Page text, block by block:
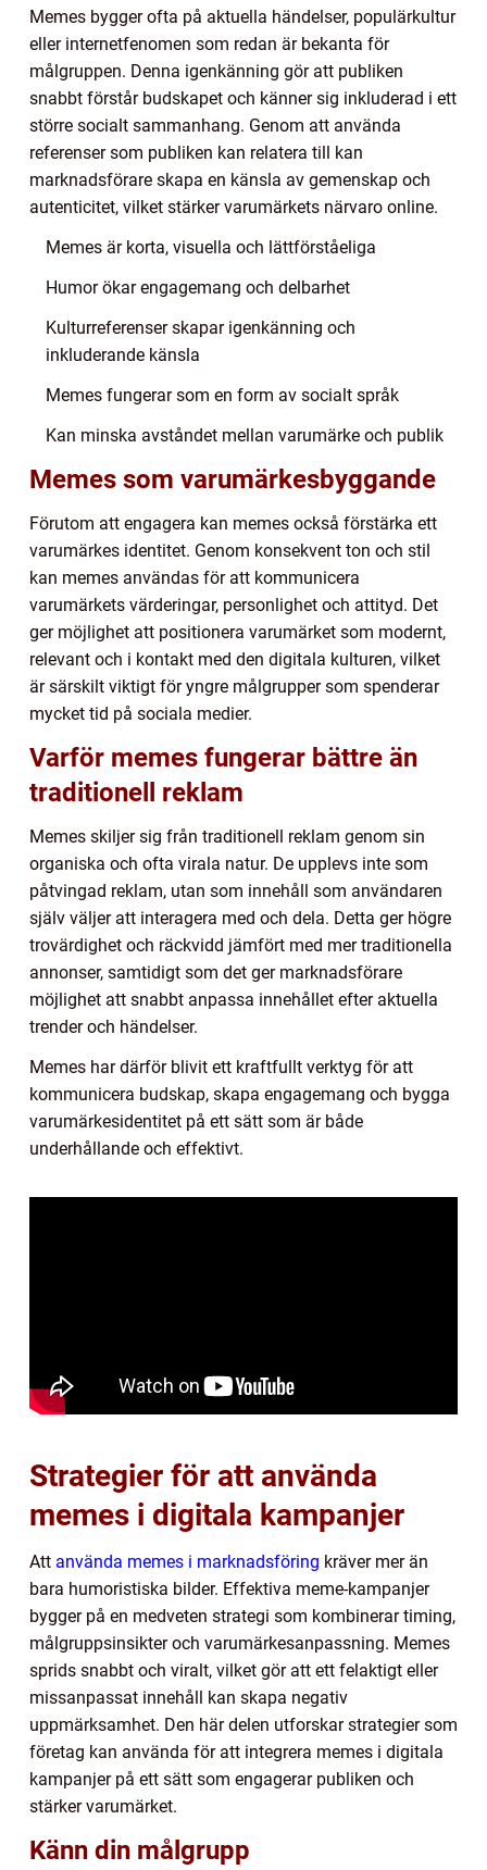
Memes bygger ofta på aktuella händelser, populärkultur
eller internetfenomen som redan är bekanta för
målgruppen. Denna igenkänning gör att publiken
snabbt förstår budskapet och känner sig inkluderad i ett
större socialt sammanhang. Genom att använda
referenser som publiken kan relatera till kan
marknadsförare skapa en känsla av gemenskap och
autenticitet, vilket stärker varumärkets närvaro online.
Memes är korta, visuella och lättförståeliga
Humor ökar engagemang och delbarhet
Kulturreferenser skapar igenkänning och
inkluderande känsla
Memes fungerar som en form av socialt språk
Kan minska avståndet mellan varumärke och publik
Memes som varumärkesbyggande
Förutom att engagera kan memes också förstärka ett
varumärkes identitet. Genom konsekvent ton och stil
kan memes användas för att kommunicera
varumärkets värderingar, personlighet och attityd. Det
ger möjlighet att positionera varumärket som modernt,
relevant och i kontakt med den digitala kulturen, vilket
är särskilt viktigt för yngre målgrupper som spenderar
mycket tid på sociala medier.
Varför memes fungerar bättre än
traditionell reklam
Memes skiljer sig från traditionell reklam genom sin
organiska och ofta virala natur. De upplevs inte som
påtvingad reklam, utan som innehåll som användaren
själv väljer att interagera med och dela. Detta ger högre
trovärdighet och räckvidd jämfört med mer traditionella
annonser, samtidigt som det ger marknadsförare
möjlighet att snabbt anpassa innehållet efter aktuella
trender och händelser.
Memes har därför blivit ett kraftfullt verktyg för att
kommunicera budskap, skapa engagemang och bygga
varumärkesidentitet på ett sätt som är både
underhållande och effektivt.
Strategier för att använda
memes i digitala kampanjer
Att använda memes i marknadsföring kräver mer än
bara humoristiska bilder. Effektiva meme-kampanjer
bygger på en medveten strategi som kombinerar timing,
målgruppsinsikter och varumärkesanpassning. Memes
sprids snabbt och viralt, vilket gör att ett felaktigt eller
missanpassat innehåll kan skapa negativ
uppmärksamhet. Den här delen utforskar strategier som
företag kan använda för att integrera memes i digitala
kampanjer på ett sätt som engagerar publiken och
stärker varumärket.
Känn din målgrupp